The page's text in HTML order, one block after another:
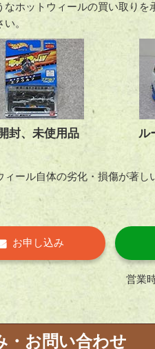
なホットウィールの買い取り
。
封、未使用品
ル
ール自体の劣化・損傷が著し
お申し込み
営業
・お問い合わせ